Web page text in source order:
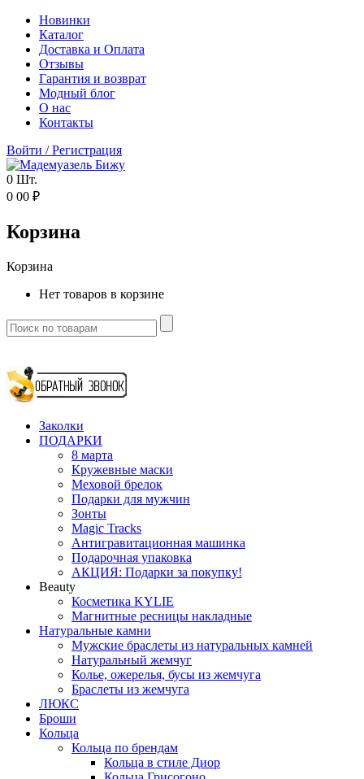
Новинки
Каталог
Доставка и Оплата
Отзывы
Гарантия и возврат
Модный блог
О нас
Контакты
Войти /Регистрация
0 Шт.
0 00 ₽
Корзина
Корзина
Нет товаров в корзине
Заколки
ПОДАРКИ
8 марта
Кружевные маски
Меховой брелок
Подарки для мужчин
Зонты
Magic Tracks
Антигравитационная машинка
Подарочная упаковка
АКЦИЯ: Подарки за покупку!
Beauty
Косметика KYLIE
Магнитные ресницы накладные
Натуральные камни
Мужские браслеты из натуральных камней
Натуральный жемчуг
Колье, ожерелья, бусы из жемчуга
Браслеты из жемчуга
ЛЮКС
Броши
Кольца
Кольца по брендам
Кольца в стиле Диор